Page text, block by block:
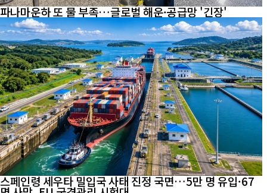
파나마운하 또 물 부족…글로벌 해운·공급망 '긴장'
스페인령 세우타 밀입국 사태 진정 국면…5만 명 유입·67